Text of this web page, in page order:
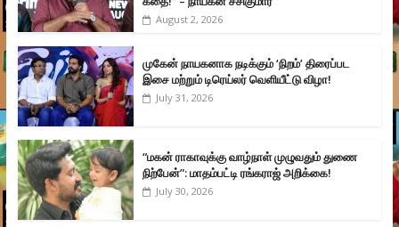
August 2, 2026
முகேன் நாயகனாக நடிக்கும் ‘நிறம்’ திரைப்பட
இசை மற்றும் டிரெய்லர் வெளியீட்டு விழா!
July 31, 2026
“மகன் ராகாவுக்கு வாழ்நாள் முழுவதும் துணை
நிற்பேன்”: மாதம்பட்டி ரங்கராஜ் அறிக்கை!
July 30, 2026